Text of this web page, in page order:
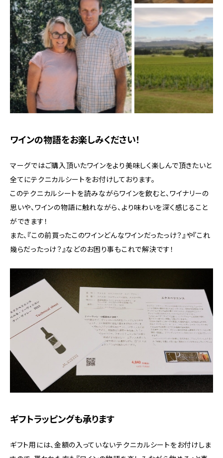
ワインの物語をお楽しみください！
マーグではご購入頂いたワインをより美味しく楽しんで頂きたいと
全てにテクニカルシートをお付けしております。
このテクニカルシートを読みながらワインを飲むと、ワイナリーの
思いや、ワインの物語に触れながら、より味わいを深く感じること
ができます！
また、『この前買ったこのワインどんなワインだったっけ？』や『これ
幾らだったっけ？』などのお困り事もこれで解決です！
ギフトラッピングも承ります
ギフト用には、金額の入っていないテクニカルシートをお付けしま